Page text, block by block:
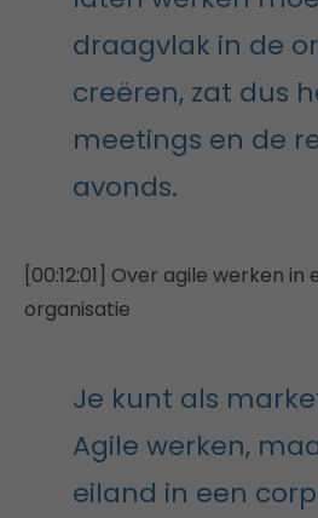
draagvlak in de
creëren, zat dus
meetings en de
avonds.
[00:12:01] Over agile werken
organisatie
Je kunt als
Agile werken,
eiland in een